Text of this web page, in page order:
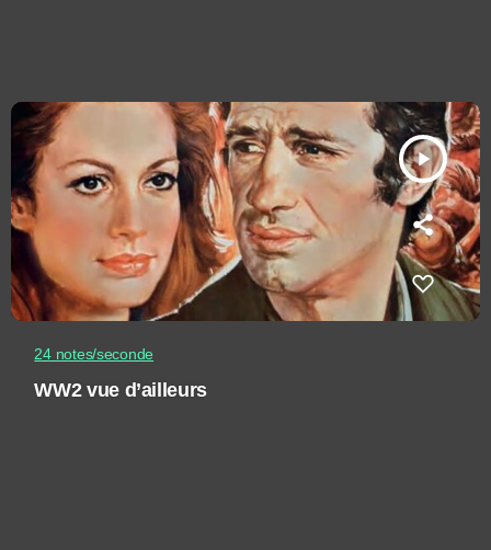
play_arrow
24 notes/seconde
WW2 vue d’ailleurs